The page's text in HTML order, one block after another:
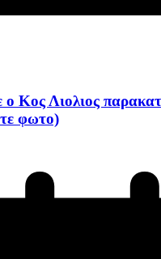
ο Κος Λιολιος
φωτο)